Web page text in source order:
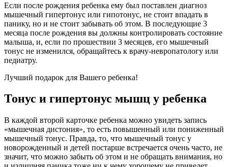
Если после рождения ребенка ему был поставлен диагноз
мышечный гипертонус или гипотонус, не стоит впадать в
панику, но и не стоит забывать об этом. В последующие 3
месяца после рождения вы должны контролировать состояние
малыша, и, если по прошествии 3 месяцев, его мышечный
тонус не изменился, обращайтесь к врачу-невропатологу или
педиатру.
Лучший подарок для Вашего ребенка!
Тонус и гипертонус мышц у ребенка
В каждой второй карточке ребенка можно увидеть запись
«мышечная дистония», то есть повышенный или пониженный
мышечный тонус. Правда, то, что мышечный тонус у
новорожденный и детей постарше встречается очень часто, не
значит, что можно забыть об этом и не обращать внимания, но